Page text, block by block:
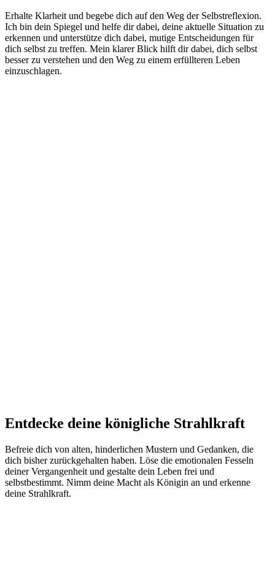
Erhalte Klarheit und begebe dich auf den Weg der Selbstreflexion.
Ich bin dein Spiegel und helfe dir dabei, deine aktuelle Situation zu
erkennen und unterstütze dich dabei, mutige Entscheidungen für
dich selbst zu treffen. Mein klarer Blick hilft dir dabei, dich selbst
besser zu verstehen und den Weg zu einem erfüllteren Leben
einzuschlagen.
Entdecke deine königliche Strahlkraft
Befreie dich von alten, hinderlichen Mustern und Gedanken, die
dich bisher zurückgehalten haben. Löse die emotionalen Fesseln
deiner Vergangenheit und gestalte dein Leben frei und
selbstbestimmt. Nimm deine Macht als Königin an und erkenne
deine Strahlkraft.